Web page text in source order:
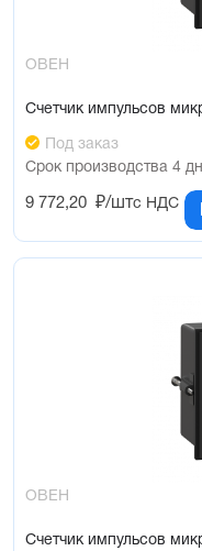
ОВЕН
Счетчик импульсов
Под заказ
Срок производства 4
9 772,20 ₽/штс НДС
ОВЕН
Счетчик импульсов